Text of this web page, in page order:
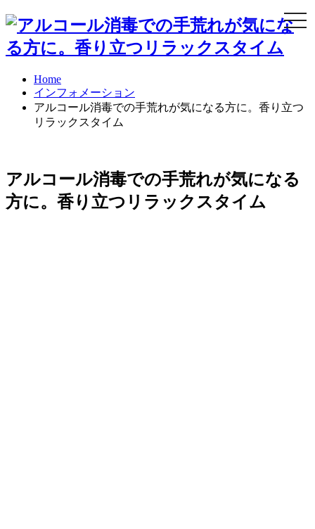
Home
インフォメーション
アルコール消毒での手荒れが気になる方に。香り立つ
リラックスタイム
アルコール消毒での手荒れが気になる
方に。香り立つリラックスタイム